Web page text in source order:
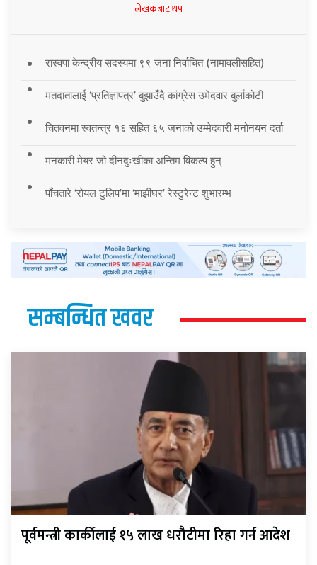
लेखकबाट थप
रास्वपा केन्द्रीय सदस्यमा ९९ जना निर्वाचित (नामावलीसहित)
मतदातालाई ‘प्रतिज्ञापत्र’ बुझाउँदै कांग्रेस उमेदवार बुर्लाकोटी
चितवनमा स्वतन्त्र १६ सहित ६५ जनाको उम्मेदवारी मनोनयन दर्ता
मनकारी मेयर जो दीनदुःखीका अन्तिम विकल्प हुन्
पाँचतारे ‘रोयल टुलिप’मा ‘माझीघर’ रेस्टुरेन्ट शुभारम्भ
सम्बन्धित खवर
पूर्वमन्त्री कार्कीलाई १५ लाख धरौटीमा रिहा गर्न आदेश